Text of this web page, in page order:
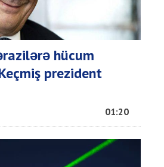
hücum
prezident
01:20